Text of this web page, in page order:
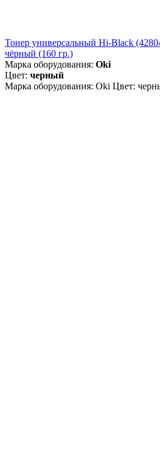
Тонер универсальный Hi-Black
чёрный (160 гр.)
Марка оборудования: Oki
Цвет: черный
Марка оборудования: Oki Цвет: